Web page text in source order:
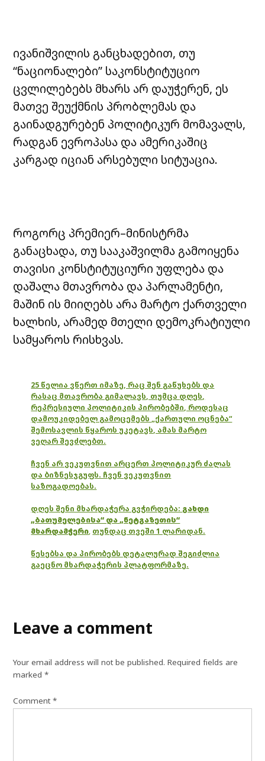
ივანიშვილის განცხადებით, თუ
“ნაციონალები” საკონსტიტუციო
ცვლილებებს მხარს არ დაუჭერენ, ეს
მათვე შეუქმნის პრობლემას და
გაინადგურებენ პოლიტიკურ მომავალს,
რადგან ევროპასა და ამერიკაშიც
კარგად იციან არსებული სიტუაცია.
როგორც პრემიერ–მინისტრმა
განაცხადა, თუ სააკაშვილმა გამოიყენა
თავისი კონსტიტუციური უფლება და
დაშალა მთავრობა და პარლამენტი,
მაშინ ის მიიღებს არა მარტო ქართველი
ხალხის, არამედ მთელი დემოკრატიული
სამყაროს რისხვას.
25 წელია ვწერთ იმაზე, რაც შენ გაწუხებს და
რასაც მთავრობა გიმალავს, თუმცა დღეს,
რეპრესიული პოლიტიკის პირობებში, როდესაც
დამოუკიდებელ გამოცემებს „ქართული ოცნება“
შემოსავლის წყაროს უკეტავს, ამას მარტო
ვეღარ შევძლებთ.
ჩვენ არ ვეკუთვნით არცერთ პოლიტიკურ ძალას
და ბიზნესჯგუფს. ჩვენ ვეკუთვნით
საზოგადოებას.
დღეს შენი მხარდაჭერა გვჭირდება: გახდი
„ბათუმელებისა“ და „ნეტგაზეთის“
მხარდამჭერი, თუნდაც თვეში 1 ლარიდან.
წესებსა და პირობებს დეტალურად შეგიძლია
გაეცნო მხარდაჭერის პლატფორმაზე.
Leave a comment
Your email address will not be published. Required fields are
marked*
Comment*